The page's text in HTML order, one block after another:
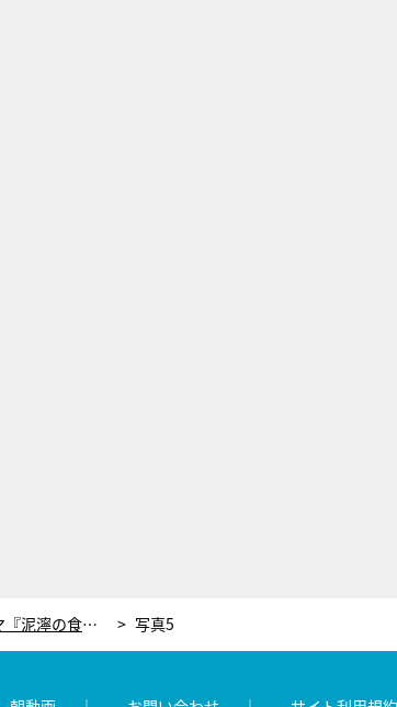
ヒコロヒー、齊藤京子主演ドラマ『泥濘の食卓』に出演決定！『キョコロヒー』でサプライズ解禁 写真5